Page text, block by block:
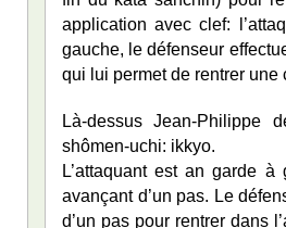
application avec clef:
gauche, le défenseur
qui lui permet de rentrer une
Là-dessus Jean-Philippe
shômen-uchi: ikkyo.
L’attaquant est an garde
avançant d’un pas. Le
d’un pas pour rentrer dans